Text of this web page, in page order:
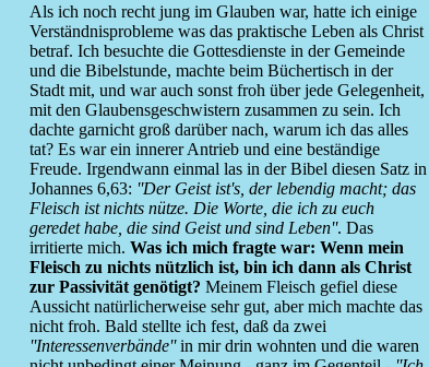
Als ich noch recht jung im Glauben war, hatte ich einige
Verständnisprobleme was das praktische Leben als Christ
betraf. Ich besuchte die Gottesdienste in der Gemeinde
und die Bibelstunde, machte beim Büchertisch in der
Stadt mit, und war auch sonst froh über jede Gelegenheit,
mit den Glaubensgeschwistern zusammen zu sein. Ich
dachte garnicht groß darüber nach, warum ich das alles
tat? Es war ein innerer Antrieb und eine beständige
Freude. Irgendwann einmal las in der Bibel diesen Satz in
Johannes 6,63: ''Der Geist ist's, der lebendig macht; das
Fleisch ist nichts nütze. Die Worte, die ich zu euch
geredet habe, die sind Geist und sind Leben''. Das
irritierte mich. Was ich mich fragte war: Wenn mein
Fleisch zu nichts nützlich ist, bin ich dann als Christ
zur Passivität genötigt? Meinem Fleisch gefiel diese
Aussicht natürlicherweise sehr gut, aber mich machte das
nicht froh. Bald stellte ich fest, daß da zwei
''Interessenverbände''in mir drin wohnten und die waren